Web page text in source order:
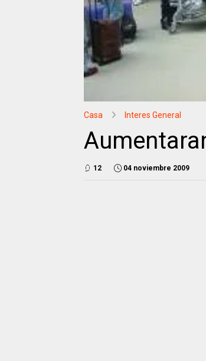
Casa Interes General
12 04 noviembre 2009